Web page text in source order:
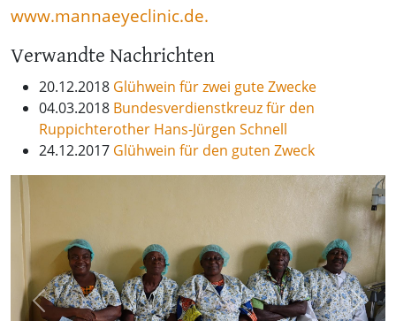
www.mannaeyeclinic.de.
Verwandte Nachrichten
20.12.2018 Glühwein für zwei gute Zwecke
04.03.2018 Bundesverdienstkreuz für den
Ruppichterother Hans-Jürgen Schnell
24.12.2017 Glühwein für den guten Zweck
Previous Next